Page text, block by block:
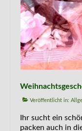
Veröffentlicht in:
Ihr sucht ein
packen auch in